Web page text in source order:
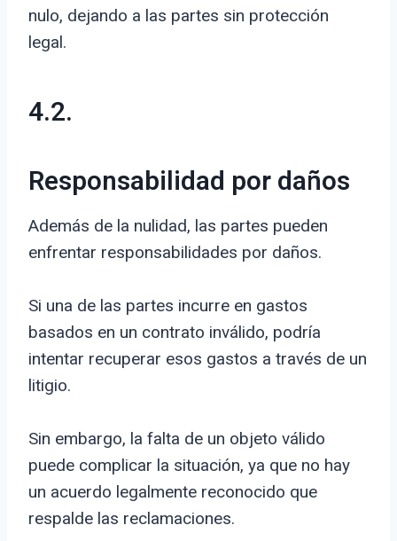
nulo, dejando a las partes sin protección
legal.
4.2.
Responsabilidad por daños
Además de la nulidad, las partes pueden
enfrentar responsabilidades por daños.
Si una de las partes incurre en gastos
basados en un contrato inválido, podría
intentar recuperar esos gastos a través de un
litigio.
Sin embargo, la falta de un objeto válido
puede complicar la situación, ya que no hay
un acuerdo legalmente reconocido que
respalde las reclamaciones.